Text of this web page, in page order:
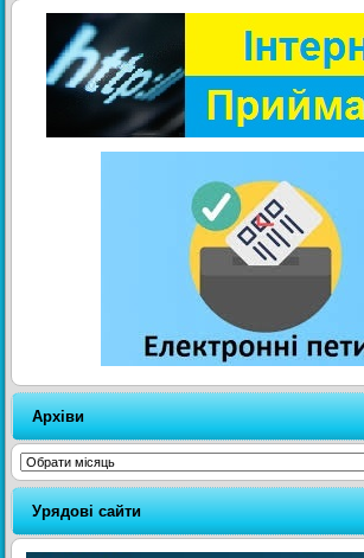
Архіви
Архіви
Урядові сайти